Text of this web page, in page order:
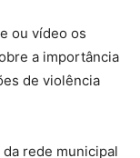
ou vídeo os
a importância
de violência
rede municipal